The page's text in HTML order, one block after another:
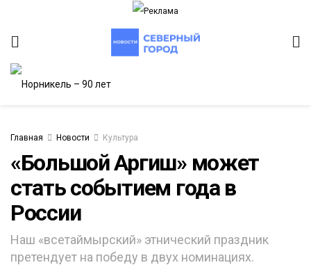
Главная Новости Культура
«Большой Аргиш» может
стать событием года в
России
Наш «всетаймырский» этнический праздник
претендует на победу в двух номинациях.